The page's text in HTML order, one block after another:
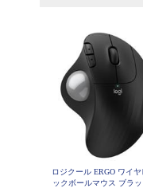
ロジクール ERGO ワイ
ックボールマウス ブラッ